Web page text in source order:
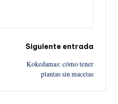
Siguiente entrada
Kokedamas: cómo tener
plantas sin macetas